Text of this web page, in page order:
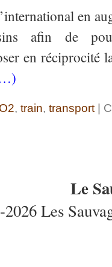
en
afin de
en réciprocité
, train, transport|
Le
Les